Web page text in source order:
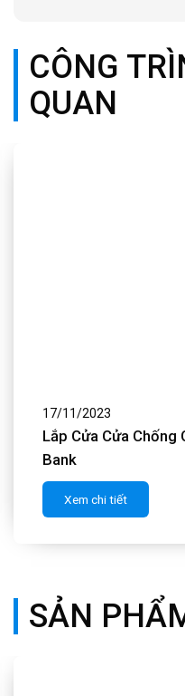
CÔNG
QUAN
17/11/2023
Lắp Cửa Composite
SẢN